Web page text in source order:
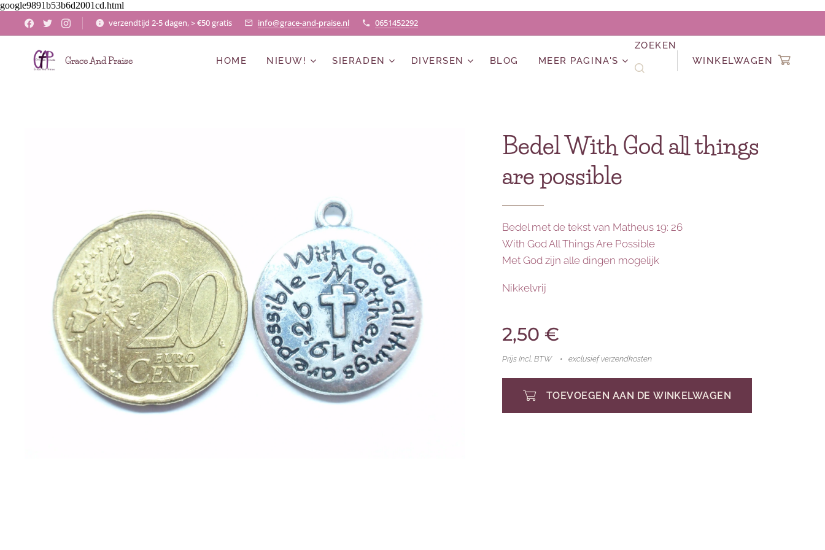
google9891b53b6d2001cd.html
verzendtijd 2-5 dagen, > €50 gratis info@grace-and-praise.nl 0651452292
Grace And Praise HOME NIEUW! SIERADEN DIVERSEN BLOG MEER PAGINA'S
ZOEKEN
WINKELWAGEN
Bedel With God all things
are possible
Bedel met de tekst van Matheus 19: 26
With God All Things Are Possible
Met God zijn alle dingen mogelijk
Nikkelvrij
2,50 €
Prijs Incl. BTW exclusief verzendkosten
TOEVOEGEN AAN DE WINKELWAGEN